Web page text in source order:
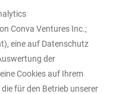
Conva Ventures Inc.;
eine auf Datenschutz
der
Cookies auf Ihrem
für den Betrieb unserer